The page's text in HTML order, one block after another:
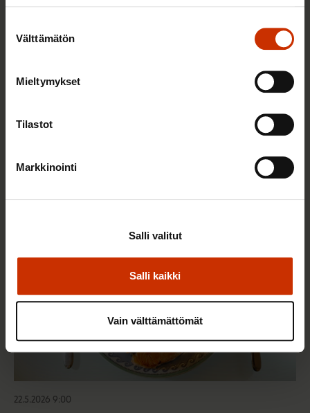
valinta
Välttämätön
Mieltymykset
Tilastot
Markkinointi
Salli kaikki
Salli valitut
Vain välttämättömät
22.5.2026 9:00